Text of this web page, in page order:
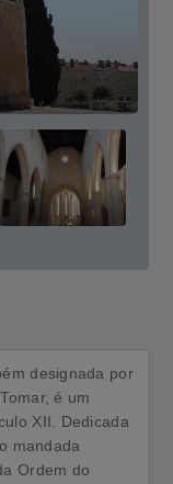
designada por
é um
XII. Dedicada
mandada
Ordem do